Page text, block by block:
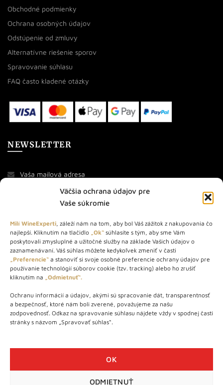
Väčšia ochrana údajov pre
Vaše súkromie
Milí WineExperti, záleží nám na tom, aby bol Váš zážitok z nakupovania čo
najlepší. Kliknutím na tlačidlo „Ok“ súhlasíte s tým, aby sme Vám
poskytovali zmysluplné a užitočné služby na základe Vašich údajov o
zaznamenávaní. Váš súhlas môžete kedykoľvek zmeniť v časti
„Preferencie“ a stanoviť si svoje osobné preferencie ochrany údajov pre
používanie technológií súborov cookie (tzv. tracking) alebo ho zrušiť
kliknutím na „Odmietnuť“.
Ochranu informácií a údajov, akými sú spracovanie dát, transparentnosť
a bezpečnosť, ktoré nám boli zverené, považujeme za našu
zodpovednosť. Odkaz na spravovanie súhlasu nájdete vždy v spodnej časti
stránky s názvom „Spravovať súhlas“.
OK
ODMIETNUŤ
Obchodné podmienky
Ochrana osobných údajov
Odstúpenie od zmluvy
Alternatívne riešenie sporov
Spravovanie súhlasu
FAQ často kladené otázky
NEWSLETTER
O NÁS
STORE – obchod s vínom a destilátmi od roku 2010. Na našej
webovej stránke predávame viac ako 1000+ značkových
produktov.
Info tel.: +421 917 779 888
Vínotéka: +421 917 888 879
Vínotéka: Bratislavská 49/B, Bratislava 841 06